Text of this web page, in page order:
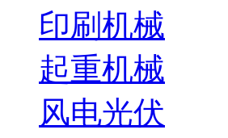
印刷机械
起重机械
风电光伏